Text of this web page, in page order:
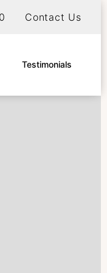
phone call at
Contact Us
Testimonials